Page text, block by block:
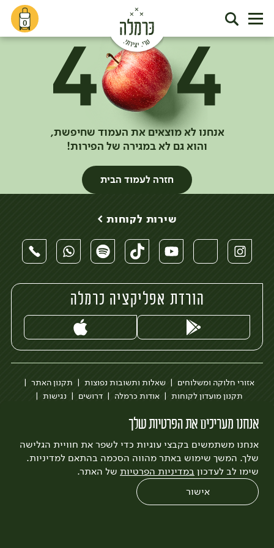
0
אנחנו לא מוצאים את העמוד שחיפשת,
והוא גם לא במגירה של הפירות!
חזרה לעמוד הבית
אנחנו מעריכים את הפרטיות שלך
אנחנו משתמשים בקבצי עוגיות כדי לשפר את חוויית הגלישה
שלך. המשך שימוש באתר מהווה הסכמה בהתאם למדיניות.
שימו לב לעדכון במדיניות הפרטיות של האתר.
אישור
שירות לקוחות >
הורדת אפליקציה כרמלה
אזורי חלוקה ומשלוחים שאלות ותשובות נפוצות
תקנון האתר
תקנון מועדון לקוחות
אודות כרמלה דרושים
נגישות
לצפייה בעדכון מדיניות פרטיות
עיצוב:3bears פיתוח:Quatro